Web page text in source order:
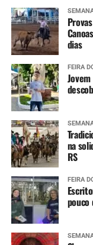
dias
FEIRA
na
RS
FEIRA
pouco